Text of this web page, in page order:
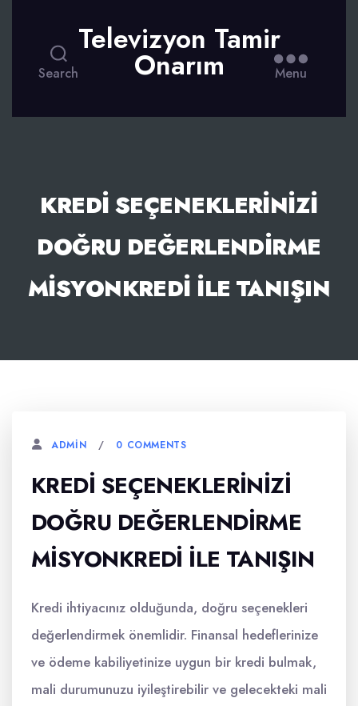
Search
Televizyon Tamir
Onarım Menu
KREDI SEÇENEKLERINIZI
DOĞRU DEĞERLENDIRME
MISYONKREDI İLE TANIŞIN
ADMIN 0 COMMENTS
KREDI SEÇENEKLERINIZI
DOĞRU DEĞERLENDIRME
MISYONKREDI İLE TANIŞIN
Kredi ihtiyacınız olduğunda, doğru seçenekleri
değerlendirmek önemlidir. Finansal hedeflerinize
ve ödeme kabiliyetinize uygun bir kredi bulmak,
mali durumunuzu iyileştirebilir ve gelecekteki mali